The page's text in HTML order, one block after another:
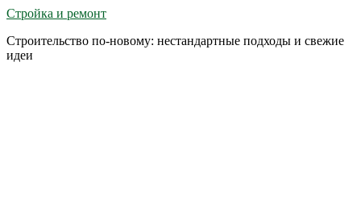
Стройка и ремонт
Строительство по-новому: нестандартные подходы и свежие
идеи